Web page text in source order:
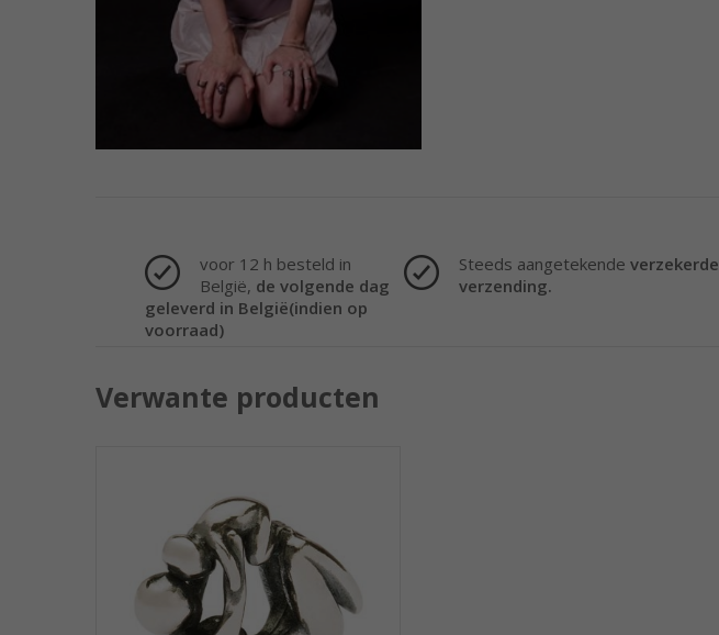
voor 12 h besteld in
België, de volgende dag
geleverd in België(indien op
voorraad)
Steeds aangetekendeverzekerde
verzending.
Verwante producten